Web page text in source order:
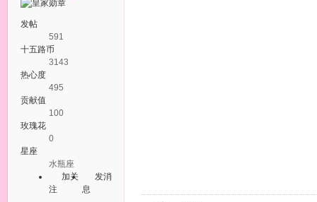
发帖
591
十五路币
3143
热心度
495
贡献值
100
玫瑰花
0
星座
水瓶座
加关
注
发消
息